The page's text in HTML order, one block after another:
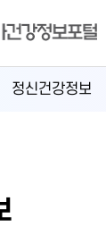
정신건강정보